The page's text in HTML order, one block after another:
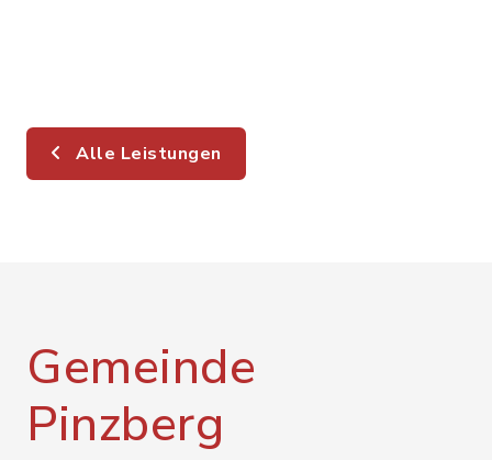
Alle Leistungen
Gemeinde
Pinzberg